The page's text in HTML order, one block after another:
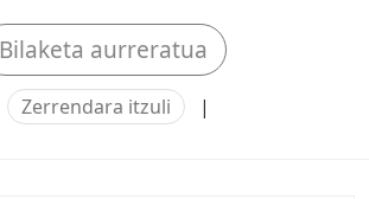
Bilaketa aurreratua
Zerrendara itzuli |